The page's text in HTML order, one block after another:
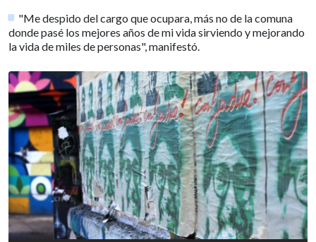
"Me despido del cargo que ocupara, más no de la comuna
donde pasé los mejores años de mi vida sirviendo y mejorando
la vida de miles de personas", manifestó.